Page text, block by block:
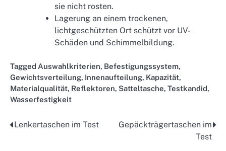
sie nicht rosten.
Lagerung an einem trockenen,
lichtgeschützten Ort schützt vor UV-
Schäden und Schimmelbildung.
Tagged Auswahlkriterien, Befestigungssystem,
Gewichtsverteilung, Innenaufteilung, Kapazität,
Materialqualität, Reflektoren, Satteltasche, Testkandid,
Wasserfestigkeit
Post
Lenkertaschen im Test
Gepäckträgertaschen im
Test